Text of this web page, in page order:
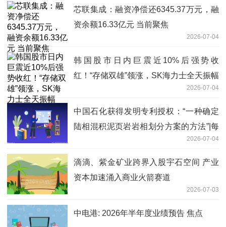
芯联集成：融资净偿还6345.37万元，融
资余额16.33亿元 当前聚焦
2026-07-04
韩国股市日内巨震近10%后强势收
红！“存储双雄”领涨，SK海力士全天振幅
2026-07-04
中国石化获得发明专利授权：“一种确定
陆相混积泥页岩岩相划分方案的方法”|每
2026-07-04
滴滴、紫金矿业跨界入股宇石空间 产业
资本加速涌入商业火箭赛道
2026-07-03
中电港: 2026年半年度业绩预告 焦点